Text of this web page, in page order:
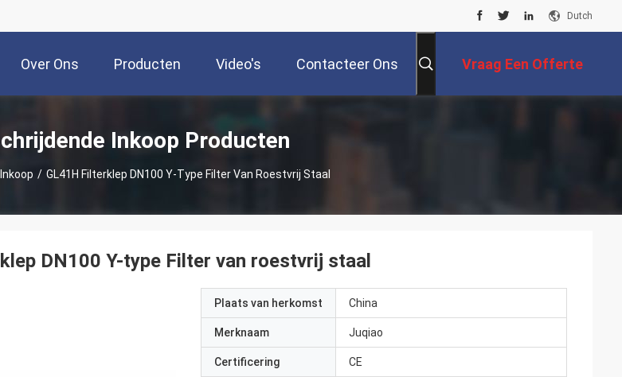
Dutch
Over Ons Producten Video's Contacteer Ons Vraag Een Offerte
Inkoop Producten
/ GL41H Filterklep DN100 Y-Type Filter Van Roestvrij Staal
DN100 Y-type Filter van roestvrij staal
Plaats van herkomst China
Merknaam Juqiao
Certificering CE